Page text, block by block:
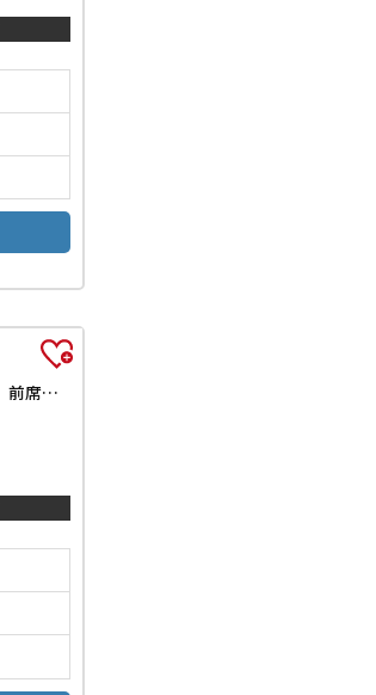
ターボ 届出済未使用車 禁煙車 HondaSENSING 両側自動ドア アダプティブクルーズコントロール 電子パーキング 革巻きステアリング パドルシフト 前席シートヒーター LEDヘッドライト スマートキー